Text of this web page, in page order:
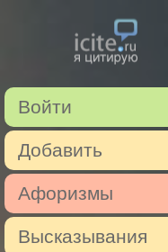
Войти
Добавить
Афоризмы
Высказывания